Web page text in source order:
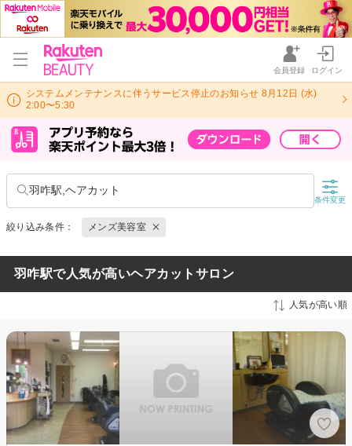
会員登録 ログイン
システムメンテナンスに伴うサービス停止のお知らせ 8月12日 (水)
2:00〜5:30
羽咋駅,ヘアカット
条件変更
絞り込み条件： メンズ美容室
羽咋駅で人気が高いヘアカットサロン
人気が高い順